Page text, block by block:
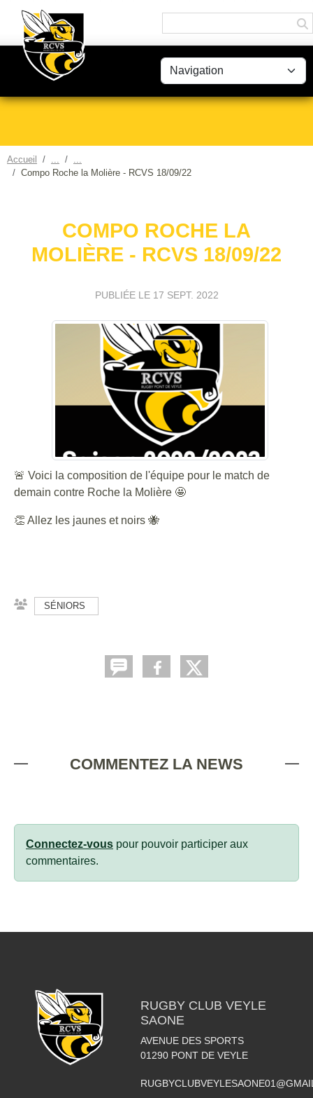
Accueil
Compo Roche la Molière - RCVS 18/09/22
COMPO ROCHE LA
MOLIÈRE - RCVS 18/09/22
PUBLIÉE LE 17 SEPT. 2022
🚨 Voici la composition de l'équipe pour le match de
demain contre Roche la Molière 🤩
👏 Allez les jaunes et noirs 🐝
SÉNIORS
COMMENTEZ LA NEWS
Connectez-vous pour pouvoir participer aux
commentaires.
RUGBY CLUB VEYLE
SAONE
AVENUE DES SPORTS
01290 PONT DE VEYLE
Panneau de gestion des cookies